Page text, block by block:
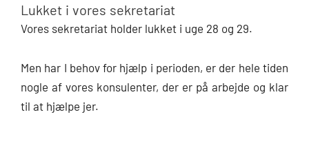
Lukket i vores sekretariat
Vores sekretariat holder lukket i uge 28 og 29.
Men har I behov for hjælp i perioden, er der hele tiden
nogle af vores konsulenter, der er på arbejde og klar
til at hjælpe jer.